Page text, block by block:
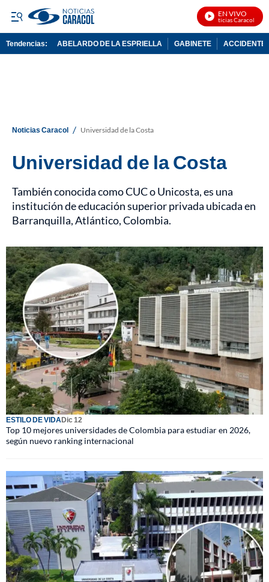
EN VIVO
Noticias Caracol En
Tendencias: ABELARDO DE LA ESPRIELLA GABINETE ACCIDENTE
Noticias Caracol / Universidad de la Costa
Universidad de la Costa
También conocida como CUC o Unicosta, es una
institución de educación superior privada ubicada en
Barranquilla, Atlántico, Colombia.
ESTILO DE VIDADic 12
Top 10 mejores universidades de Colombia para estudiar en 2026,
según nuevo ranking internacional